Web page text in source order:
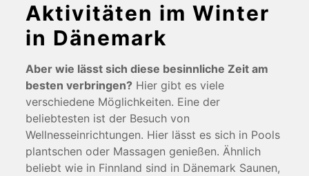
Aktivitäten im Winter
in Dänemark
Aber wie lässt sich diese besinnliche Zeit am
besten verbringen?Hier gibt es viele
verschiedene Möglichkeiten. Eine der
beliebtesten ist der Besuch von
Wellnesseinrichtungen. Hier lässt es sich in Pools
plantschen oder Massagen genießen. Ähnlich
beliebt wie in Finnland sind in Dänemark Saunen,